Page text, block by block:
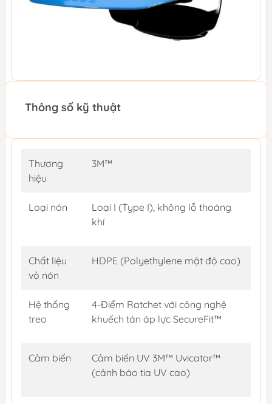
Thông số kỹ thuật
Thương
hiệu
3M™
Loại nón
Loại I (Type I), không lỗ thoáng
khí
Chất liệu
vỏ nón
HDPE (Polyethylene mật độ cao)
Hệ thống
treo
4-Điểm Ratchet với công nghệ
khuếch tán áp lực SecureFit™
Cảm biến
Cảm biến UV 3M™ Uvicator™
(cảnh báo tia UV cao)